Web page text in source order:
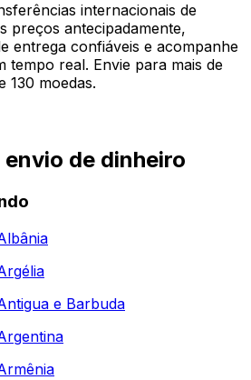
internacionais de
preços antecipadamente,
entrega confiáveis e acompanhe
tempo real. Envie para mais de
130 moedas.
de dinheiro
e Barbuda